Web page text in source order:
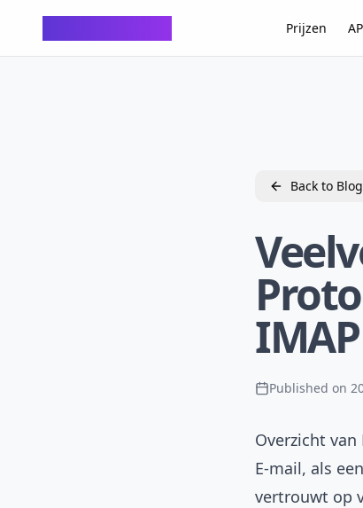
Prijzen
Back to
Published on
Overzicht
E-mail, als
vertrouwt op